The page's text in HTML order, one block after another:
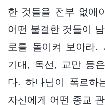
한 것들을 전부 없애
어떤 불결한 것들이
로를 돌이켜 보아라.
기대, 독선, 교만 등
다. 하나님이 폭로하
자신에게 어떤 종교